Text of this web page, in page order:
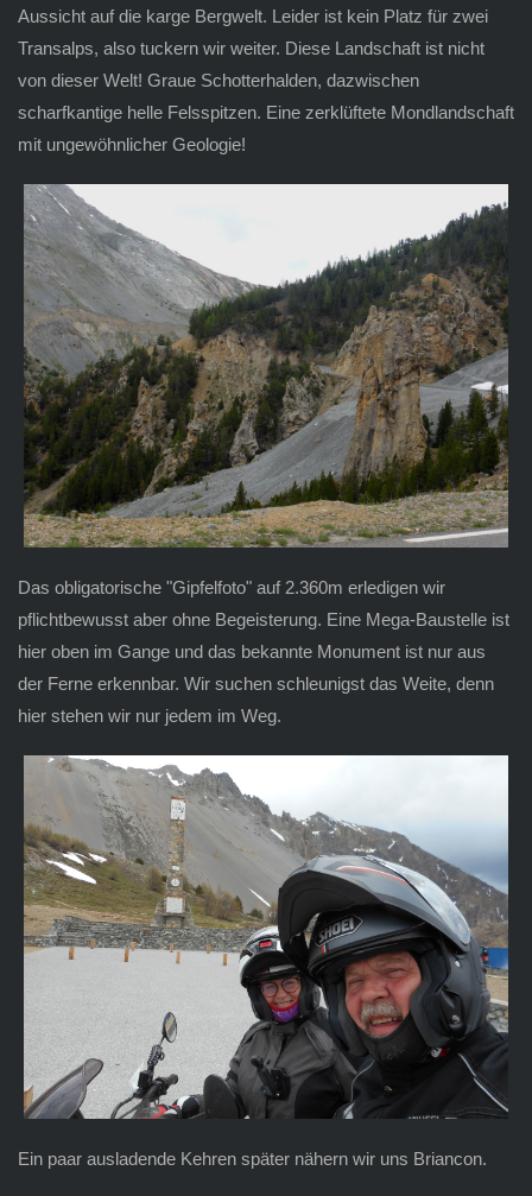
Aussicht auf die karge Bergwelt. Leider ist kein Platz für zwei
Transalps, also tuckern wir weiter. Diese Landschaft ist nicht
von dieser Welt! Graue Schotterhalden, dazwischen
scharfkantige helle Felsspitzen. Eine zerklüftete Mondlandschaft
mit ungewöhnlicher Geologie!
Das obligatorische "Gipfelfoto" auf 2.360m erledigen wir
pflichtbewusst aber ohne Begeisterung. Eine Mega-Baustelle ist
hier oben im Gange und das bekannte Monument ist nur aus
der Ferne erkennbar. Wir suchen schleunigst das Weite, denn
hier stehen wir nur jedem im Weg.
Ein paar ausladende Kehren später nähern wir uns Briancon.